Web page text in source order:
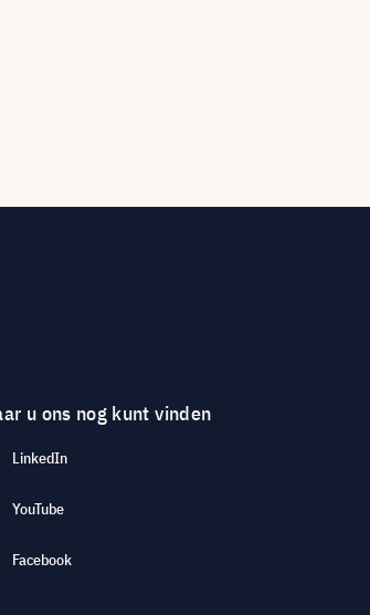
u ons nog kunt vinden
LinkedIn
YouTube
Facebook